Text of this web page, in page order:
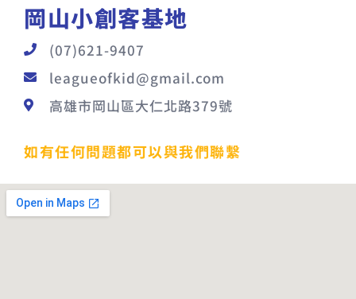
岡山小創客基地
(07)621-9407
leagueofkid@gmail.com
高雄市岡山區大仁北路379號
如有任何問題都可以與我們聯繫